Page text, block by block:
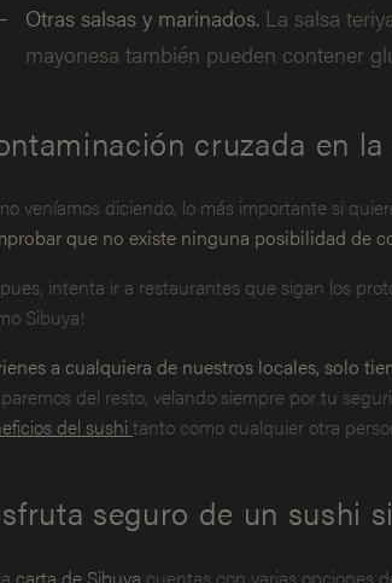
Otras salsas y marinados. La salsa
mayonesa también pueden contener
cruzada en
veníamos diciendo, lo más importante si
que no existe ninguna posibilidad de
intenta ir a restaurantes que sigan los
Sibuya!
a cualquiera de nuestros locales, solo
del resto, velando siempre por tu
del sushi tanto como cualquier otra
seguro de un sushi